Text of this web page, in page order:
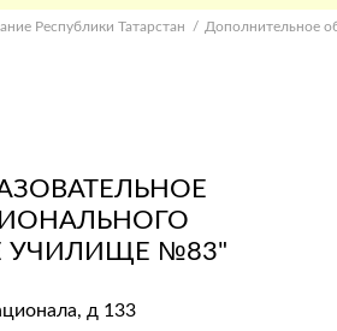
Республики Татарстан Дополнительное
УЧИЛИЩЕ №83"
д 133